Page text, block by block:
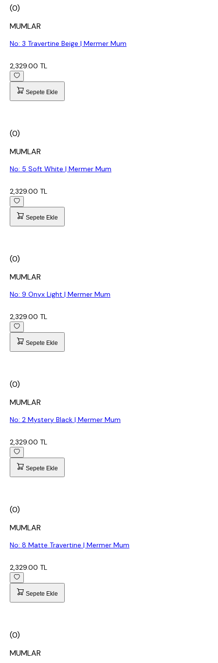
(0)
MUMLAR
No: 3 Travertine Beige | Mermer Mum
2,329.00 TL
Sepete Ekle
(0)
MUMLAR
No: 5 Soft White | Mermer Mum
2,329.00 TL
Sepete Ekle
(0)
MUMLAR
No: 9 Onyx Light | Mermer Mum
2,329.00 TL
Sepete Ekle
(0)
MUMLAR
No: 2 Mystery Black | Mermer Mum
2,329.00 TL
Sepete Ekle
(0)
MUMLAR
No: 8 Matte Travertine | Mermer Mum
2,329.00 TL
Sepete Ekle
(0)
MUMLAR